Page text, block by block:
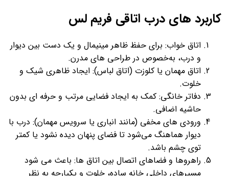
کاربرد های درب اتاقی فریم لس
اتاق خواب: برای حفظ ظاهر مینیمال و یک دست بین دیوار
و درب، به‌خصوص در طراحی های مدرن.
اتاق مهمان یا کلوزت (اتاق لباس): ایجاد ظاهری شیک و
خلوت.
دفاتر خانگی: کمک به ایجاد فضایی مرتب و حرفه ای بدون
حاشیه‌ اضافی.
ورودی های مخفی (مانند انباری یا سرویس مهمان): درب با
دیوار هماهنگ می‌شود تا فضای پنهان دیده نشود یا کمتر
توی چشم باشد.
راهروها و فضاهای اتصال بین اتاق ها: باعث می شود
مسیرهای داخلی خانه ساده، خلوت و یکپارچه به نظر